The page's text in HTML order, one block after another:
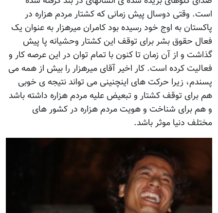
است. وقتی دوسال پیش زمانی که کشتار مردم هزاره در
پاکستان به اوج خود رسیده بود کامران میرهزار به عنوان یک
فعال حقوق بشر برای توقف این کشتار وحشیانه پا پیش
گذاشت و از آن زمان تا کنون با تمام توان در این عرصه کار و
فعالیت کرده است. کار اخیر آقای میرهزار را بیش از همه می
پسندم، زیرا حرکت های اینچنینی می تواند نتیجه ی خوبی
هم برای توقف کشتار و تبعیض علیه مردم هزاره داشته باشد
و هم برای شناخت و هویت مردم هزاره در کشور های
مختلف دنیا موثر باشد.